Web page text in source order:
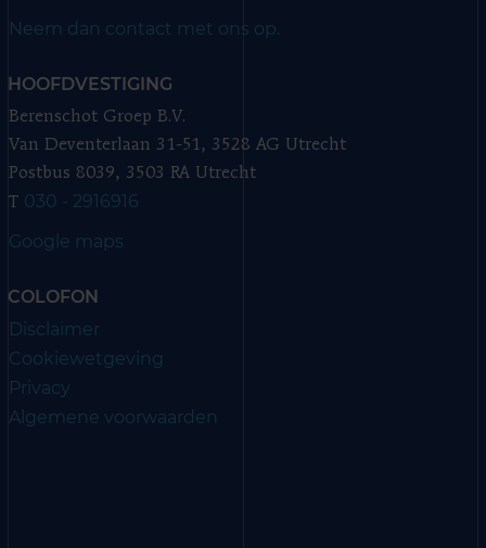
Neem dan contact met ons op.
HOOFDVESTIGING
Berenschot Groep B.V.
Van Deventerlaan 31-51, 3528 AG Utrecht
Postbus 8039, 3503 RA Utrecht
T 030 - 2916916
Google maps
COLOFON
Disclaimer
Cookiewetgeving
Privacy
Algemene voorwaarden